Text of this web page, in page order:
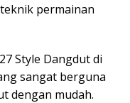
permainan
Style Dangdut di
sangat berguna
dengan mudah.